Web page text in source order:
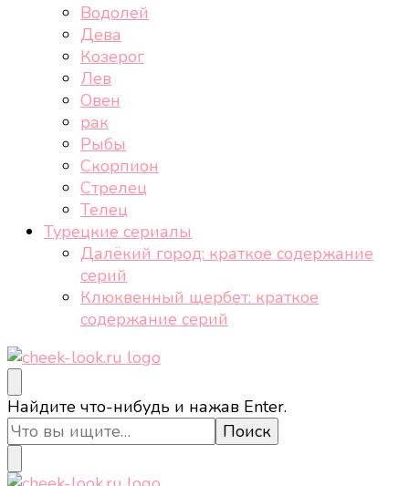
Водолей
Дева
Козерог
Лев
Овен
рак
Рыбы
Скорпион
Стрелец
Телец
Турецкие сериалы
Далёкий город: краткое содержание
серий
Клюквенный щербет: краткое
содержание серий
cheek-look.ru
Женский сайт о звездах и кино, а также трендах,
здоровом образе жизни, спорте, стиле, отдыхе и
еде.
Ищите
что-
то?
Найдите что-нибудь и нажав Enter.